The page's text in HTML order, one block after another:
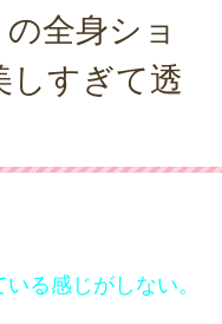
全身ショ
しすぎて透
る感じがしない。